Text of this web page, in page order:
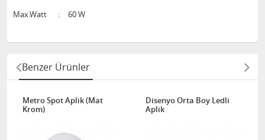
Max.Watt
: 60 W
Benzer Ürünler
Metro Spot Aplik (Mat
Krom)
Disenyo Orta Boy Ledli
Aplik